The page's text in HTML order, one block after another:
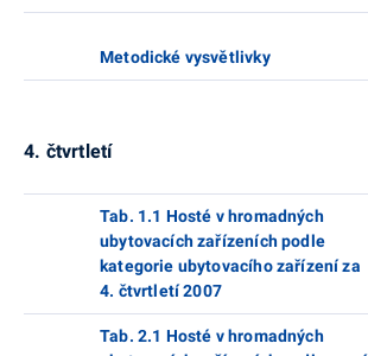
Metodické vysvětlivky
4. čtvrtletí
Tab. 1.1 Hosté v hromadných
ubytovacích zařízeních podle
kategorie ubytovacího zařízení za
4. čtvrtletí 2007
Tab. 2.1 Hosté v hromadných